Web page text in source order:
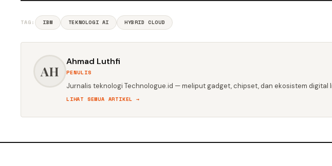
TAG: IBM TEKNOLOGI AI HYBRID CLOUD
AH
Ahmad Luthfi
PENULIS
Jurnalis teknologi Technologue.id — meliput gadget, chipset, dan ekosistem digital
LIHAT SEMUA ARTIKEL →